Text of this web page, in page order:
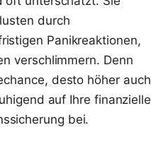
durch
Panikreaktionen,
verschlimmern. Denn
desto höher auch
auf Ihre finanzielle
bei.